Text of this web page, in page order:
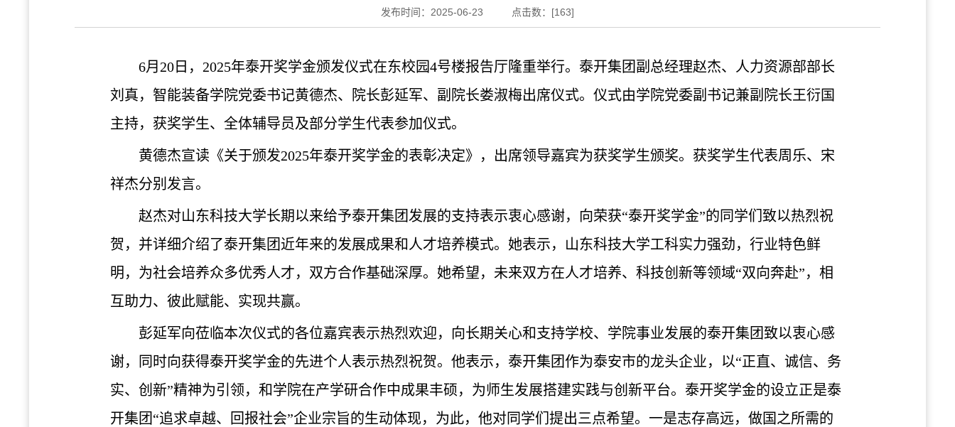
发布时间：2025-06-23 点击数：[163]
6月20日，2025年泰开奖学金颁发仪式在东校园4号楼报告厅隆重举行。泰开集团副总经理赵杰、人力资源部部长
刘真，智能装备学院党委书记黄德杰、院长彭延军、副院长娄淑梅出席仪式。仪式由学院党委副书记兼副院长王衍国
主持，获奖学生、全体辅导员及部分学生代表参加仪式。
黄德杰宣读《关于颁发2025年泰开奖学金的表彰决定》，出席领导嘉宾为获奖学生颁奖。获奖学生代表周乐、宋
祥杰分别发言。
赵杰对山东科技大学长期以来给予泰开集团发展的支持表示衷心感谢，向荣获“泰开奖学金”的同学们致以热烈祝
贺，并详细介绍了泰开集团近年来的发展成果和人才培养模式。她表示，山东科技大学工科实力强劲，行业特色鲜
明，为社会培养众多优秀人才，双方合作基础深厚。她希望，未来双方在人才培养、科技创新等领域“双向奔赴”，相
互助力、彼此赋能、实现共赢。
彭延军向莅临本次仪式的各位嘉宾表示热烈欢迎，向长期关心和支持学校、学院事业发展的泰开集团致以衷心感
谢，同时向获得泰开奖学金的先进个人表示热烈祝贺。他表示，泰开集团作为泰安市的龙头企业，以“正直、诚信、务
实、创新”精神为引领，和学院在产学研合作中成果丰硕，为师生发展搭建实践与创新平台。泰开奖学金的设立正是泰
开集团“追求卓越、回报社会”企业宗旨的生动体现，为此，他对同学们提出三点希望。一是志存高远，做国之所需的